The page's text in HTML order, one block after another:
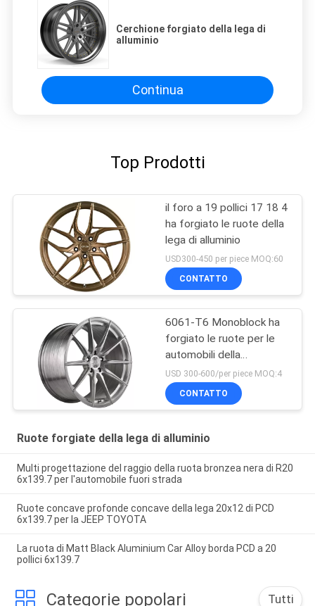
Cerchione forgiato della lega di
alluminio
Continua
Top Prodotti
il foro a 19 pollici 17 18 4
ha forgiato le ruote della
lega di alluminio
USD300-450 per piece MOQ:60
CONTATTO
6061-T6 Monoblock ha
forgiato le ruote per le
automobili della
prestazione
USD 300-600/per piece MOQ:4
CONTATTO
Ruote forgiate della lega di alluminio
Multi progettazione del raggio della ruota bronzea nera di R20
6x139.7 per l'automobile fuori strada
Ruote concave profonde concave della lega 20x12 di PCD
6x139.7 per la JEEP TOYOTA
La ruota di Matt Black Aluminium Car Alloy borda PCD a 20
pollici 6x139.7
Categorie popolari Tutti